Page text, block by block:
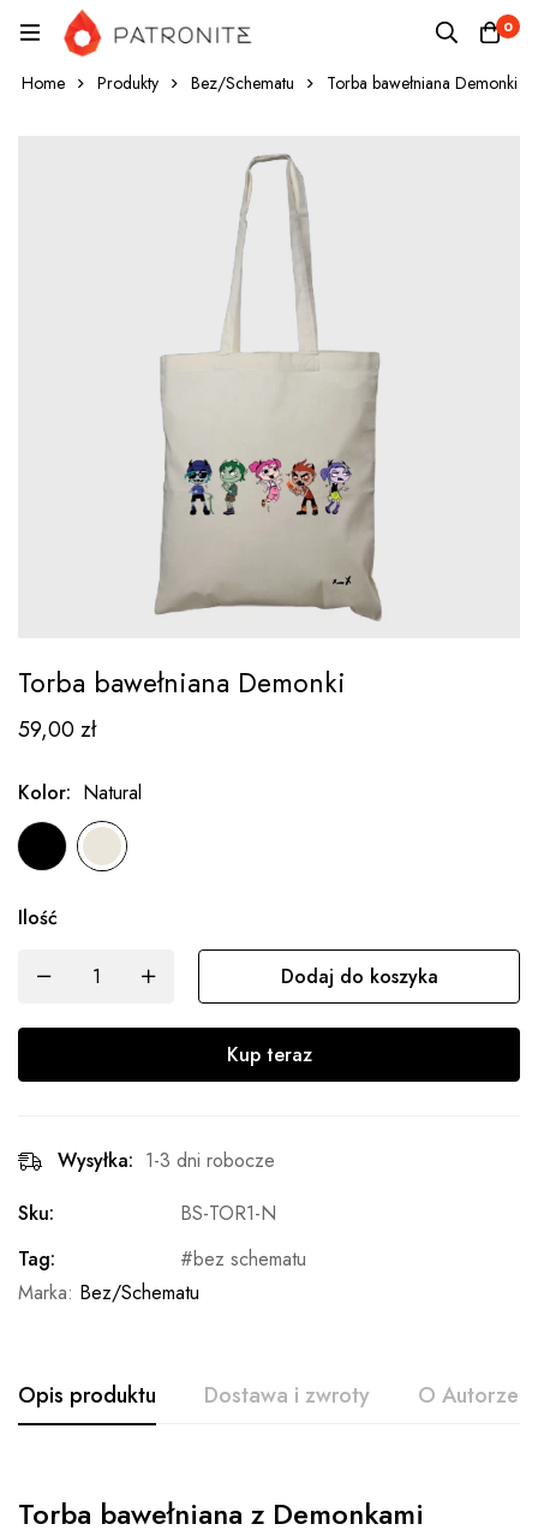
0
Home Produkty Bez/Schematu Torba bawełniana Demonki
Torba bawełniana Demonki
59,00zł
Kolor: Natural
Ilość
Dodaj do koszyka
Kup teraz
Wysyłka: 1-3 dni robocze
Sku:
BS-TOR1-N
Tag:
bez schematu
Marka: Bez/Schematu
Opis produktu Dostawa i zwroty O Autorze
Torba bawełniana z Demonkami